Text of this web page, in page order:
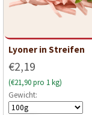
Lyoner in Streifen
€2,19
(€21,90 pro 1 kg)
Gewicht: